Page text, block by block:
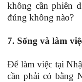
không cần phiên
đúng không nào?
7. Sống và làm
Để làm việc tại
cần phải có bằng